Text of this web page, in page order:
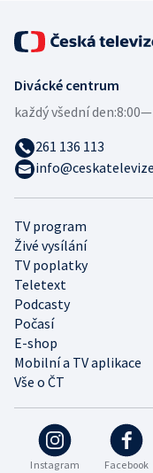
Instagram Facebook
TV program
Živé vysílání
TV poplatky
Teletext
Podcasty
Počasí
E-shop
Mobilní a TV aplikace
Vše o ČT
Divácké centrum
každý všední den:
261 136 113